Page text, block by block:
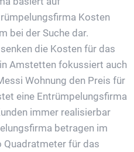
Kosten
bei der Suche dar.
die Kosten für das
Amstetten fokussiert auch
Wohnung den Preis für
eine Entrümpelungsfirma
immer realisierbar
betragen im
Quadratmeter für das